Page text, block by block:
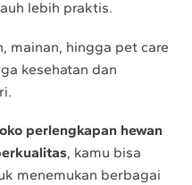
lebih praktis.
mainan, hingga pet care
kesehatan dan
perlengkapan hewan
, kamu bisa
menemukan berbagai